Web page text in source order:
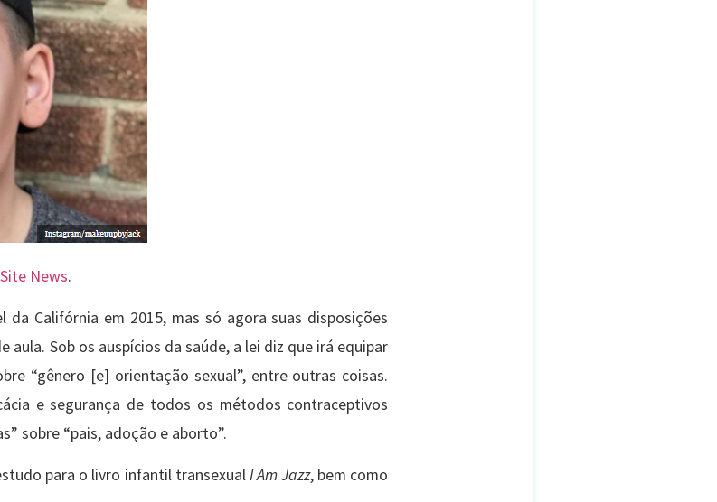
News.
Califórnia em 2015, mas só agora suas disposições
Sob os auspícios da saúde, a lei diz que irá equipar
“gênero [e] orientação sexual”, entre outras coisas.
e segurança de todos os métodos contraceptivos
sobre “pais, adoção e aborto”.
para o livro infantil transexualI Am Jazz, bem como